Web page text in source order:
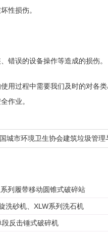
性损伤。
错误的设备操作等造成的损伤。
过程中需要我们及时的对各
作业。
城市环境卫生协会建筑垃圾管
列履带移动圆锥式破碎站
洗砂机、XLW系列洗石机
段反击锤式破碎机